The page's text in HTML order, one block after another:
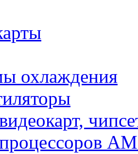
охлаждения